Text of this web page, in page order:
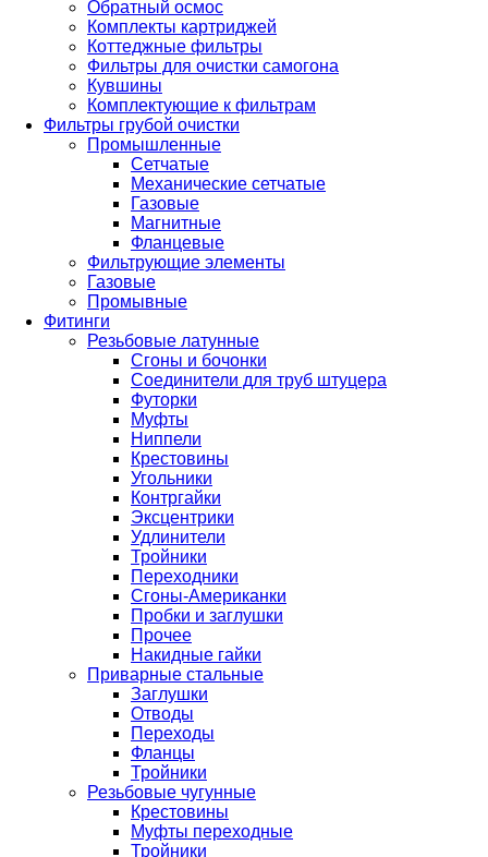
Обратный осмос
Комплекты картриджей
Коттеджные фильтры
Фильтры для очистки самогона
Кувшины
Комплектующие к фильтрам
Фильтры грубой очистки
Промышленные
Сетчатые
Механические сетчатые
Газовые
Магнитные
Фланцевые
Фильтрующие элементы
Газовые
Промывные
Фитинги
Резьбовые латунные
Сгоны и бочонки
Соединители для труб штуцера
Футорки
Муфты
Ниппели
Крестовины
Угольники
Контргайки
Эксцентрики
Удлинители
Тройники
Переходники
Сгоны-Американки
Пробки и заглушки
Прочее
Накидные гайки
Приварные стальные
Заглушки
Отводы
Переходы
Фланцы
Тройники
Резьбовые чугунные
Крестовины
Муфты переходные
Тройники